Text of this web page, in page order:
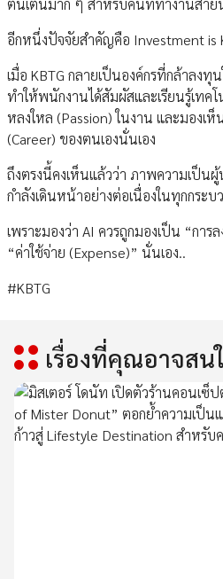
ตื่นเต้นมาก ๆ สำหรับคนที่ทำงานสาย
อีกหนึ่งปัจจัยสำคัญคือ Investment is
เมื่อ KBTG กลายเป็นองค์กรที่กล้าลงทุ
ทำให้พนักงานได้สัมผัสและเรียนรู้เทคโ
หลงใหล (Passion) ในงาน และมองเ
(Career) ของตนเองนั่นเอง
ถึงตรงนี้คงเห็นแล้วว่า ภาพความเป็นผู้
กำลังเดินหน้าอย่างต่อเนื่องในทุกกระบ
เพราะมองว่า AI ควรถูกมองเป็น “กา
“ค่าใช้จ่าย (Expense)” นั่นเอง..
#KBTG
เรื่องที่คุณอาจสน